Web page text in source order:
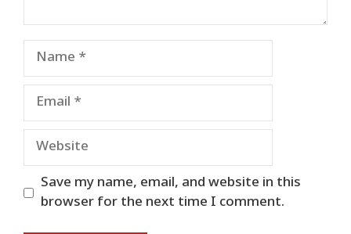
Name
Email
Website
Save my name, email, and website in this
browser for the next time I comment.